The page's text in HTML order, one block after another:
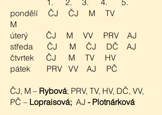
1. 2. 3. 4. 5.
pondělí ČJ ČJ M TV
M
úterý ČJ M VV PRV AJ
středa ČJ M ČJ DČ AJ
čtvrtek ČJ M TV HV
pátek PRV VV AJ PČ
ČJ, M – Rybová; PRV, TV, HV, DČ, VV,
PČ – Lopraisová; AJ - Plotnárková